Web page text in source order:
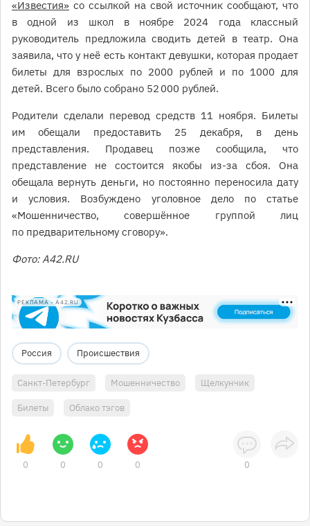
«Известия» со ссылкой на свой источник сообщают, что
в одной из школ в ноябре 2024 года классный
руководитель предложила сводить детей в театр. Она
заявила, что у неё есть контакт девушки, которая продает
билеты для взрослых по 2000 рублей и по 1000 для
детей. Всего было собрано 52 000 рублей.
Родители сделали перевод средств 11 ноября. Билеты
им обещали предоставить 25 декабря, в день
представления. Продавец позже сообщила, что
представление не состоится якобы из-за сбоя. Она
обещала вернуть деньги, но постоянно переносила дату
и условия. Возбуждено уголовное дело по статье
«Мошенничество, совершённое группой лиц
по предварительному сговору».
Фото: А42.RU
РЕКЛАМА • A42.RU
Россия Происшествия
Санкт-Петербург Мошенничество Щелкунчик
Билеты Облако тэгов
0 0 0 0 0